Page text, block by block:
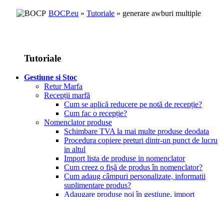
BOCP.eu » Tutoriale » generare awburi multiple
Tutoriale
Gestiune si Stoc
Retur Marfa
Recepții marfă
Cum se aplică reducere pe notă de recepție?
Cum fac o recepție?
Nomenclator produse
Schimbare TVA la mai multe produse deodata
Procedura copiere preturi dintr-un punct de lucru
in altul
Import lista de produse in nomenclator
Cum creez o fișă de produs în nomenclator?
Cum adaug câmpuri personalizate, informatii
suplimentare produs?
Adaugare produse noi în gestiune, import